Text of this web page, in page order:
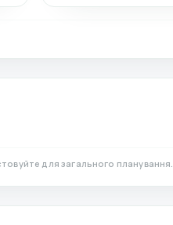
для загального планування.